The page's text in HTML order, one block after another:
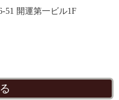
51 開運第一ビル1F